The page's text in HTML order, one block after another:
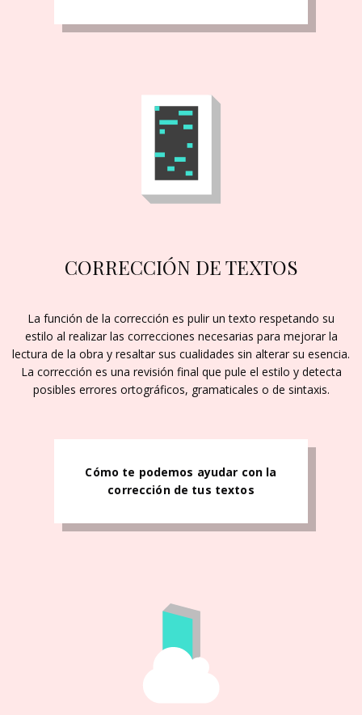
CORRECCIÓN DE TEXTOS
La función de la corrección es pulir un texto respetando su
estilo al realizar las correcciones necesarias para mejorar la
lectura de la obra y resaltar sus cualidades sin alterar su esencia.
La corrección es una revisión final que pule el estilo y detecta
posibles errores ortográficos, gramaticales o de sintaxis.
Cómo te podemos ayudar con la
corrección de tus textos